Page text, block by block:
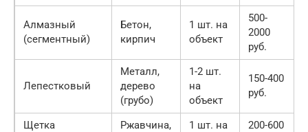
Алмазный
(сегментный)
Бетон,
кирпич
1 шт. на
объект
500-
2000
руб.
Лепестковый
Металл,
дерево
(грубо)
1-2 шт.
на
объект
150-400
руб.
Щетка
Ржавчина,
1 шт. на
200-600